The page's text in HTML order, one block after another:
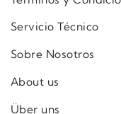
Servicio Técnico
Sobre Nosotros
About us
Über uns